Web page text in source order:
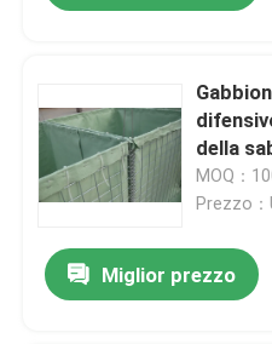
Chi siamo
Giro della fabbrica
Controllo di qualità
Contattaci
della
MOQ：
Prezzo
Miglior prezzo